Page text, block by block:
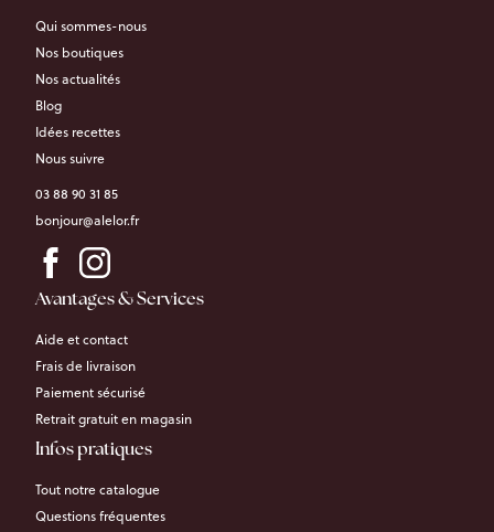
Qui sommes-nous
Nos boutiques
Nos actualités
Blog
Idées recettes
Nous suivre
03 88 90 31 85
bonjour@alelor.fr
Avantages & Services
Aide et contact
Frais de livraison
Paiement sécurisé
Retrait gratuit en magasin
Infos pratiques
Tout notre catalogue
Questions fréquentes